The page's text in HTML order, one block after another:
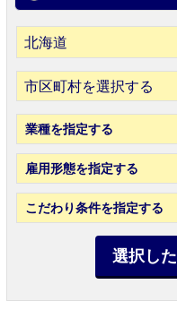
市区町村を選択する
業種を指定する
雇用形態を指定する
こだわり条件を指定する
選択し